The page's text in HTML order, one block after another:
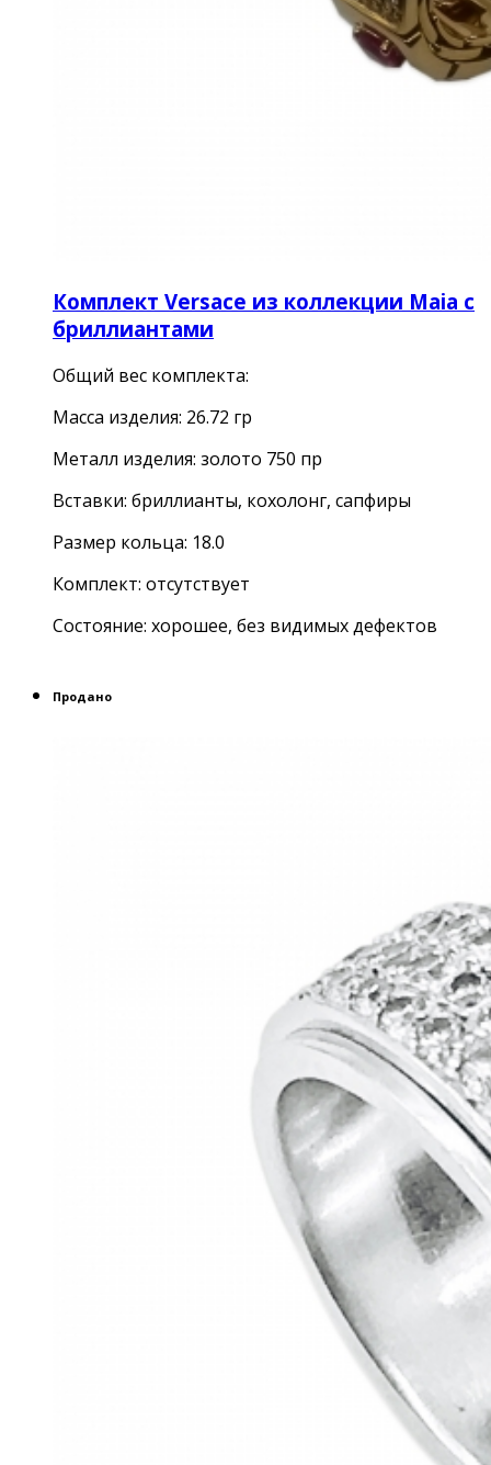
Комплект Versace из коллекции Maia с
бриллиантами
Общий вес комплекта:
Масса изделия: 26.72 гр
Металл изделия: золото 750 пр
Вставки: бриллианты, кохолонг, сапфиры
Размер кольца: 18.0
Комплект: отсутствует
Состояние: хорошее, без видимых дефектов
Продано